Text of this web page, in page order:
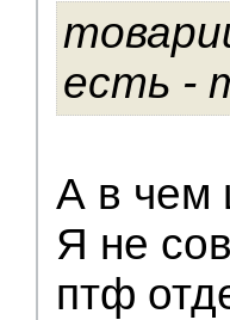
есть -
А в чем
Я не
птф